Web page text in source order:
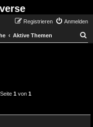
Anmelden
Registrieren
Aktive Themen
Suche
1von 1